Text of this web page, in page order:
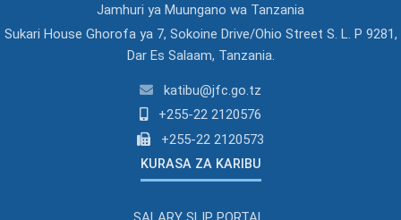
Jamhuri ya Muungano wa Tanzania
Sukari House Ghorofa ya 7, Sokoine Drive/Ohio Street S. L. P 9281,
Dar Es Salaam, Tanzania.
katibu@jfc.go.tz
+255-22 2120576
+255-22 2120573
KURASA ZA KARIBU